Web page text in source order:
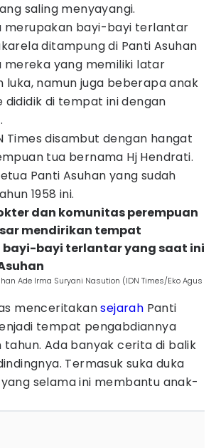
saling menyayangi.
merupakan bayi-bayi terlantar
ditampung di Panti Asuhan
mereka yang memiliki latar
luka, namun juga beberapa anak
dididik di tempat ini dengan
Times disambut dengan hangat
tua bernama Hj Hendrati.
Panti Asuhan yang sudah
1958 ini.
dan komunitas perempuan
mendirikan tempat
bayi-bayi terlantar yang saat ini
Ade Irma Suryani Nasution (IDN Times/Eko Agus
menceritakansejarah Panti
tempat pengabdiannya
tahun. Ada banyak cerita di balik
Termasuk suka duka
selama ini membantu anak-